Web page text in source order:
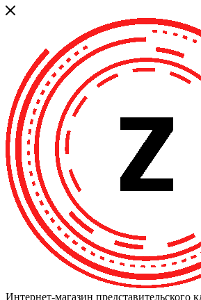
Интернет-магазин представительского